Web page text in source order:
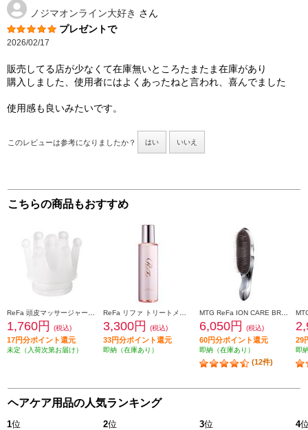
ノジマオンライン大好き さん
プレゼントで
2026/02/17
販売してる店が少なくて在庫無いところたまたま在庫があり
購入しました、使用者にはよくあったねと言われ、喜んでました
使用感も良いみたいです。
このレビューは参考になりましたか？ はい いいえ
こちらの商品もおすすめ
1,760円 (税込)
17円分ポイント還元
未定（入荷次第お届け）
3,300円 (税込)
33円分ポイント還元
即納（在庫あり）
6,050円 (税込)
60円分ポイント還元
即納（在庫あり）
(12件)
29
即
ヘアケア用品の人気ランキング
1位 2位 3位 4